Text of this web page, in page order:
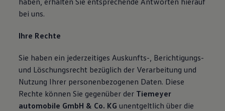
bei uns.
Ihre Rechte
Sie haben ein jederzeitiges Auskunfts-, Berichtigungs-
und Löschungsrecht bezüglich der Verarbeitung und
Nutzung Ihrer personenbezogenen Daten. Diese
Rechte können Sie gegenüber der Tiemeyer
automobile GmbH & Co. KG unentgeltlich über die